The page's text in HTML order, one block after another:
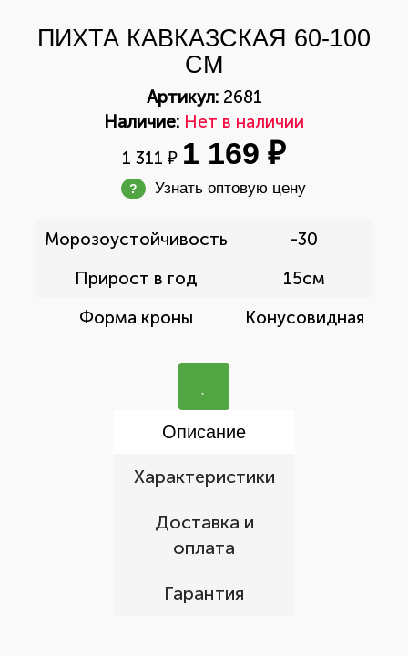
ПИХТА КАВКАЗСКАЯ 60-100
СМ
Артикул:2681
Наличие: Нет в наличии
1 311 ₽ 1 169 ₽
? Узнать оптовую цену
Морозоустойчивость
-30
Прирост в год
15см
Форма кроны
Конусовидная
Описание
Характеристики
Доставка и
оплата
Гарантия